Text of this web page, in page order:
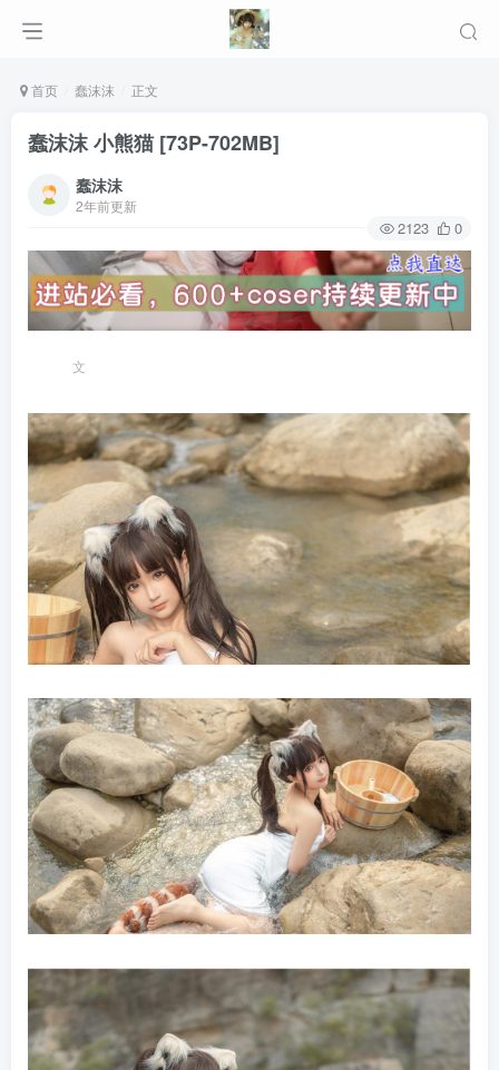
首页 蠢沫沫 正文
蠢沫沫 小熊猫 [73P-702MB]
蠢沫沫
2年前更新
2123 0
文